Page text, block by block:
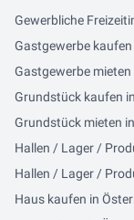
Gewerbliche
Gastgewerbe
Gastgewerbe
Grundstück kaufen
Grundstück mieten
Hallen / Lager /
Hallen / Lager /
Haus kaufen in